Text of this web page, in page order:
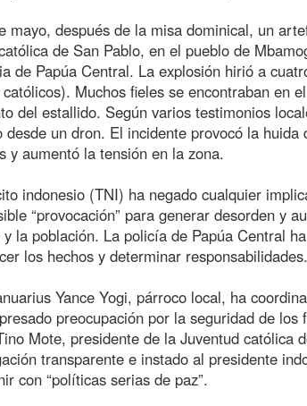
mayo, después de la misa dominical, un
de San Pablo, en el pueblo de
de Papúa Central. La explosión hirió a
católicos). Muchos fieles se encontraban en
del estallido. Según varios testimonios
desde un dron. El incidente provocó la
y aumentó la tensión en la zona.
indonesio (TNI) ha negado cualquier
“provocación” para generar desorden y
la población. La policía de Papúa Central
los hechos y determinar responsabilidades.
Yance Yogi, párroco local, ha
preocupación por la seguridad de los
Mote, presidente de la Juventud católica
transparente e instado al presidente
con “políticas serias de paz”.